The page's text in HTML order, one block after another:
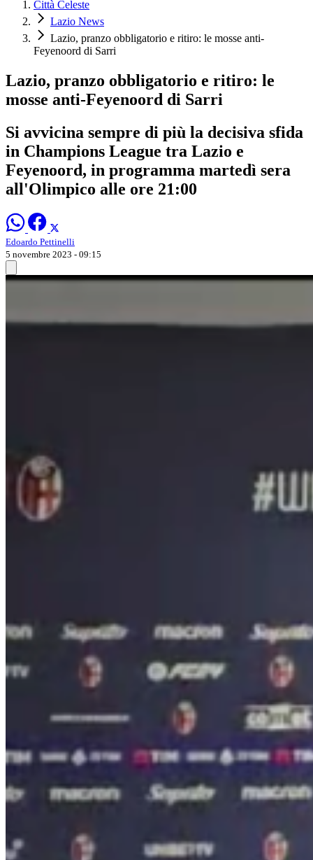
Città Celeste
Lazio News
Lazio, pranzo obbligatorio e ritiro: le mosse anti-
Feyenoord di Sarri
Lazio, pranzo obbligatorio e ritiro: le
mosse anti-Feyenoord di Sarri
Si avvicina sempre di più la decisiva sfida
in Champions League tra Lazio e
Feyenoord, in programma martedì sera
all'Olimpico alle ore 21:00
Edoardo Pettinelli
5 novembre 2023 - 09:15